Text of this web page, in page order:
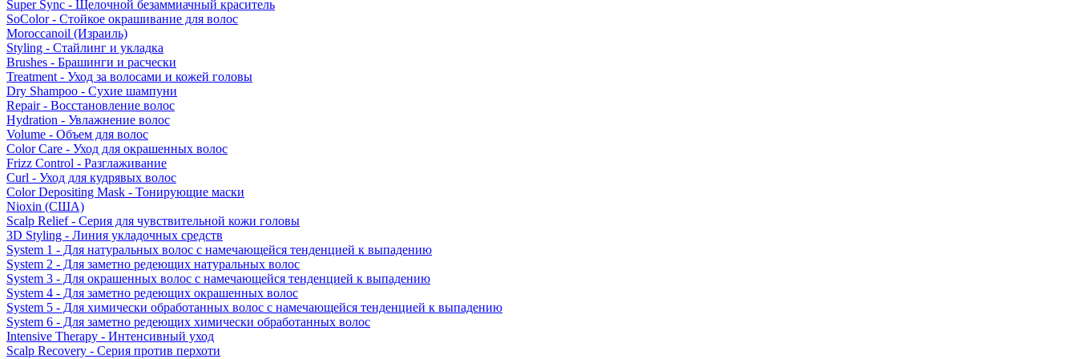
Super Sync - Щелочной безаммиачный краситель
SoColor - Стойкое окрашивание для волос
Moroccanoil (Израиль)
Styling - Стайлинг и укладка
Brushes - Брашинги и расчески
Treatment - Уход за волосами и кожей головы
Dry Shampoo - Сухие шампуни
Repair - Восстановление волос
Hydration - Увлажнение волос
Volume - Объем для волос
Color Care - Уход для окрашенных волос
Frizz Control - Разглаживание
Curl - Уход для кудрявых волос
Color Depositing Mask - Тонирующие маски
Nioxin (США)
Scalp Relief - Серия для чувствительной кожи головы
3D Styling - Линия укладочных средств
System 1 - Для натуральных волос с намечающейся тенденцией к выпадению
System 2 - Для заметно редеющих натуральных волос
System 3 - Для окрашенных волос с намечающейся тенденцией к выпадению
System 4 - Для заметно редеющих окрашенных волос
System 5 - Для химически обработанных волос с намечающейся тенденцией к выпадению
System 6 - Для заметно редеющих химически обработанных волос
Intensive Therapy - Интенсивный уход
Scalp Recovery - Серия против перхоти